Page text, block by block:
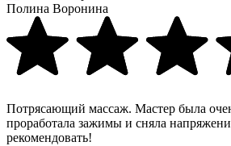
Полина Воронина
Потрясающий массаж. Мастер была
проработала зажимы и сняла
рекомендовать!